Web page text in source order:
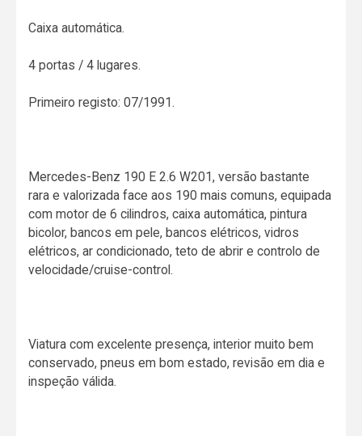
Caixa automática.
4 portas / 4 lugares.
Primeiro registo: 07/1991.
Mercedes-Benz 190 E 2.6 W201, versão bastante
rara e valorizada face aos 190 mais comuns, equipada
com motor de 6 cilindros, caixa automática, pintura
bicolor, bancos em pele, bancos elétricos, vidros
elétricos, ar condicionado, teto de abrir e controlo de
velocidade/cruise-control.
Viatura com excelente presença, interior muito bem
conservado, pneus em bom estado, revisão em dia e
inspeção válida.